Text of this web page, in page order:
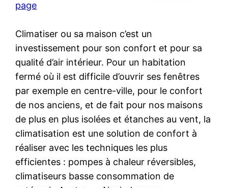
page
Climatiser ou sa maison c’est un
investissement pour son confort et pour sa
qualité d’air intérieur. Pour un habitation
fermé où il est difficile d’ouvrir ses fenêtres
par exemple en centre-ville, pour le confort
de nos anciens, et de fait pour nos maisons
de plus en plus isolées et étanches au vent, la
climatisation est une solution de confort à
réaliser avec les techniques les plus
efficientes : pompes à chaleur réversibles,
climatiseurs basse consommation de